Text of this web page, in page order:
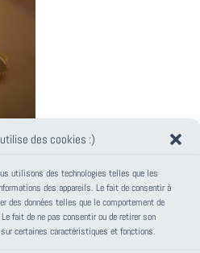
des cookies :)
utilisons des technologies telles que les
des appareils. Le fait de consentir à
des données telles que le comportement de
fait de ne pas consentir ou de retirer son
certaines caractéristiques et fonctions.